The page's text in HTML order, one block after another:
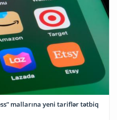
mallarına yeni tariflər tətbiq